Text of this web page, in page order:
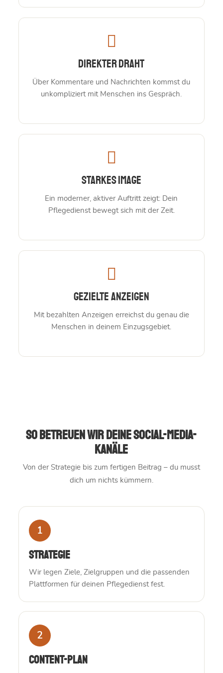
Direkter Draht
Über Kommentare und Nachrichten kommst du
unkompliziert mit Menschen ins Gespräch.
Starkes Image
Ein moderner, aktiver Auftritt zeigt: Dein
Pflegedienst bewegt sich mit der Zeit.
Gezielte Anzeigen
Mit bezahlten Anzeigen erreichst du genau die
Menschen in deinem Einzugsgebiet.
So betreuen wir deine Social-Media-
Kanäle
Von der Strategie bis zum fertigen Beitrag – du musst
dich um nichts kümmern.
1
Strategie
Wir legen Ziele, Zielgruppen und die passenden
Plattformen für deinen Pflegedienst fest.
2
Content-Plan